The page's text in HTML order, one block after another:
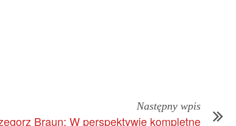
Następny wpis
Braun: W perspektywie kompletne